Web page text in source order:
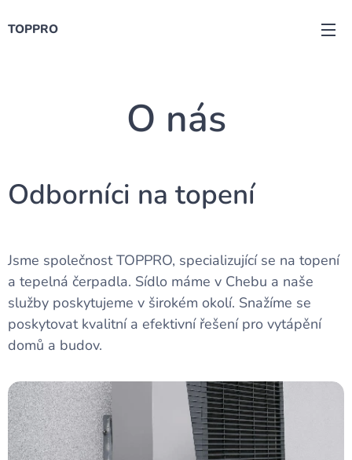
TOPPRO
O nás
Odborníci na topení
Jsme společnost TOPPRO, specializující se na topení
a tepelná čerpadla. Sídlo máme v Chebu a naše
služby poskytujeme v širokém okolí. Snažíme se
poskytovat kvalitní a efektivní řešení pro vytápění
domů a budov.